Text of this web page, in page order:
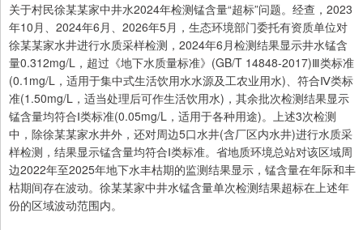
关于村民徐某某家中井水2024年检测锰含量“超标”问题。经查，2023
年10月、2024年6月、2026年5月，生态环境部门委托有资质单位对
徐某某家水井进行水质采样检测，2024年6月检测结果显示井水锰含
量0.312mg/L，超过《地下水质量标准》(GB/T 14848-2017)Ⅲ类标准
(0.1mg/L，适用于集中式生活饮用水水源及工农业用水)、符合Ⅳ类标
准(1.50mg/L，适当处理后可作生活饮用水)，其余批次检测结果显示
锰含量均符合Ⅰ类标准(0.05mg/L，适用于各种用途)。上述3次检测
中，除徐某某家水井外，还对周边5口水井(含厂区内水井)进行水质采
样检测，结果显示锰含量均符合Ⅰ类标准。省地质环境总站对该区域周
边2022年至2025年地下水丰枯期的监测结果显示，锰含量在年际和丰
枯期间存在波动。徐某某家中井水锰含量单次检测结果超标在上述年
份的区域波动范围内。